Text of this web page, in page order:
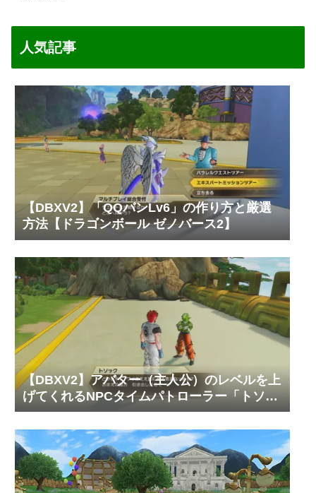
人気記事
【DBXV2】「QQバンLv6」の作り方と厳選
方法【ドラゴンボール ゼノバース2】
【DBXV2】アバター（主人公）のレベルを上
げてくれるNPCタイムパトローラー「トソッ
ク」の居場所と必要なゼニーやTPメダルの枚
数【ドラゴンボール ゼノバース2】